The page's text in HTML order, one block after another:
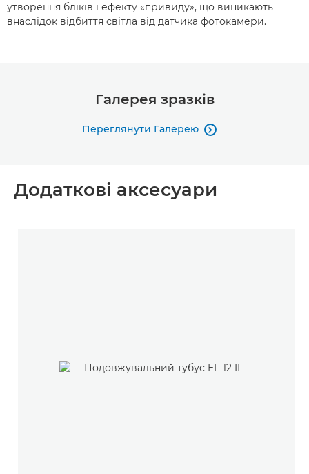
утворення бліків і ефекту «привиду», що виникають
внаслідок відбиття світла від датчика фотокамери.
Галерея зразків
Переглянути Галерею 
Додаткові аксесуари